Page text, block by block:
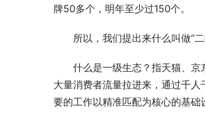
牌50多个，明年至少过150个。
所以，我们提出来什么叫做“
什么是一级生态？指天猫、
大量消费者流量拉进来，通过千
要的工作以精准匹配为核心的基础